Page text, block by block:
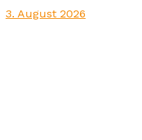
3. August 2026